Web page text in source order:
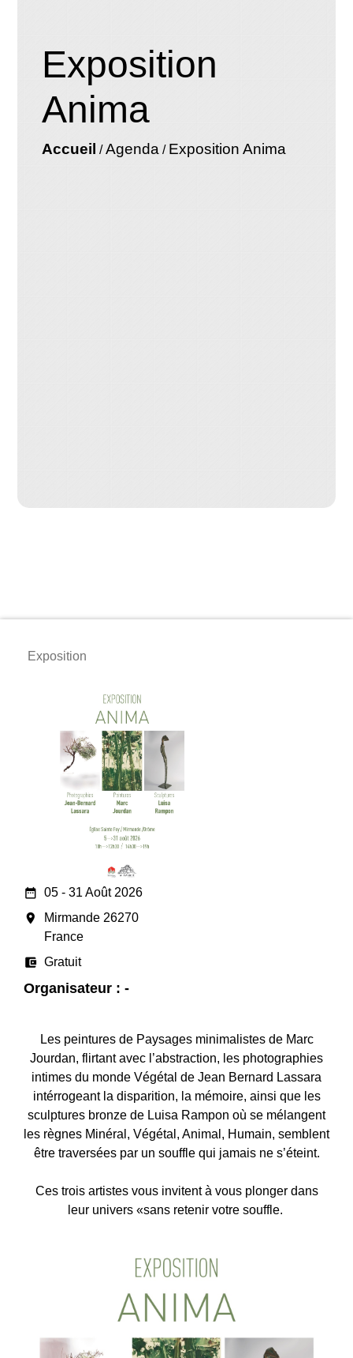
Exposition
Anima
Accueil /Agenda / Exposition Anima
Exposition
date_range 05 - 31 Août 2026
room
Mirmande 26270
France
account_balance_wallet Gratuit
Organisateur : -
Les peintures de Paysages minimalistes de Marc
Jourdan, flirtant avec l’abstraction, les photographies
intimes du monde Végétal de Jean Bernard Lassara
intérrogeant la disparition, la mémoire, ainsi que les
sculptures bronze de Luisa Rampon où se mélangent
les règnes Minéral, Végétal, Animal, Humain, semblent
être traversées par un souffle qui jamais ne s’éteint.
Ces trois artistes vous invitent à vous plonger dans
leur univers «sans retenir votre souffle.